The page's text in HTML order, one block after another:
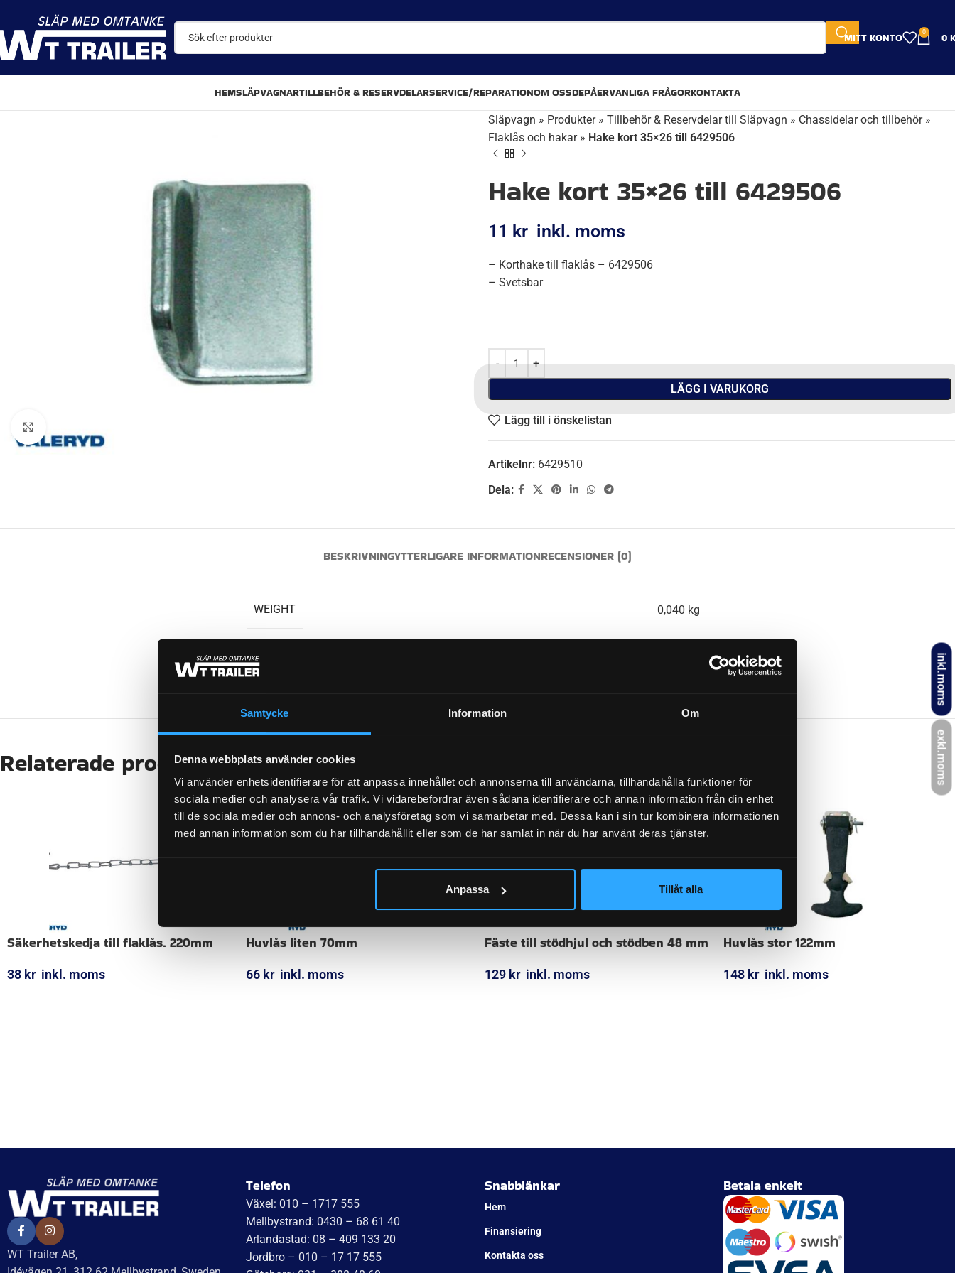
Samtycke Information Om
Denna webbplats använder cookies
Vi använder enhetsidentifierare för att anpassa innehållet och annonserna till användarna, tillhandahålla funktioner för
sociala medier och analysera vår trafik. Vi vidarebefordrar även sådana identifierare och annan information från din enhet
till de sociala medier och annons- och analysföretag som vi samarbetar med. Dessa kan i sin tur kombinera informationen
med annan information som du har tillhandahållit eller som de har samlat in när du har använt deras tjänster.
Anpassa Tillåt alla
inkl.moms
exkl.moms
MITT KONTO 0 0
HEMSLÄPVAGNARTILLBEHÖR & RESERVDELARSERVICE/REPARATIONOM OSSDEPÅERVANLIGA FRÅGORKONTAKTA
Släpvagn » Produkter» Tillbehör & Reservdelar till Släpvagn » Chassidelar och tillbehör»
Flaklås och hakar» Hake kort 35×26 till 6429506
Hake kort 35×26 till 6429506
11 kr inkl. moms
– Korthake till flaklås – 6429506
– Svetsbar
LÄGG I VARUKORG
Lägg till i önskelistan
Artikelnr: 6429510
Dela:
BESKRIVNINGYTTERLIGARE INFORMATIONRECENSIONER (0)
WEIGHT 0,040 kg
KATEGORI:
Relaterade produkter
Säkerhetskedja till flaklås. 220mm
38 kr inkl. moms
Huvlås liten 70mm
66 kr inkl. moms
Fäste till stödhjul och stödben 48 mm
129 kr inkl. moms
Huvlås stor 122mm
148 kr inkl. moms
WT Trailer AB,
Telefon
Växel: 010 – 1717 555
Mellbystrand: 0430 – 68 61 40
Arlandastad: 08 – 409 133 20
Jordbro – 010 – 17 17 555
Snabblänkar
Hem
Finansiering
Kontakta oss
Betala enkelt